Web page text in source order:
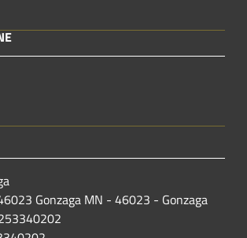
Gonzaga MN - 46023 - Gonzaga